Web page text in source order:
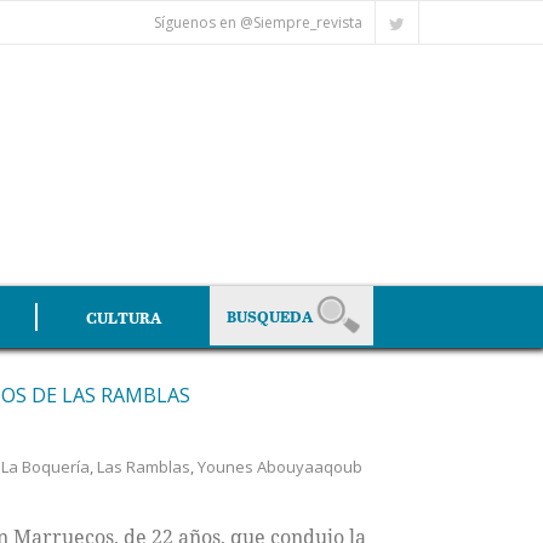
Síguenos en @Siempre_revista
CULTURA
DE LAS RAMBLAS
La Boquería, Las Ramblas,Younes Abouyaaqoub
Marruecos, de 22 años, que condujo la